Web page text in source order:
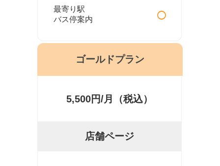
最寄り駅
バス停案内
○
ゴールドプラン
5,500円/月（税込）
店舗ページ